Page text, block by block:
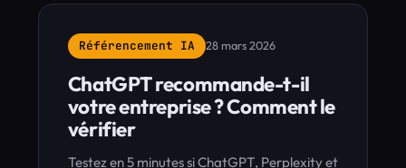
Référencement IA 28 mars 2026
ChatGPT recommande-t-il
votre entreprise ? Comment le
vérifier
Testez en 5 minutes si ChatGPT, Perplexity et